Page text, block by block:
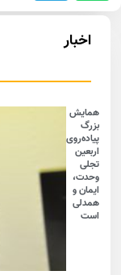
اخبار
همایش
بزرگ
پیاده‌روی
اربعین
تجلی
وحدت،
ایمان و
همدلی
است